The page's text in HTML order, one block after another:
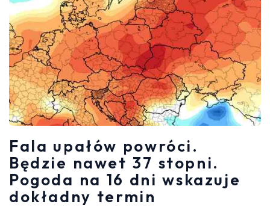
Fala upałów powróci.
Będzie nawet 37 stopni.
Pogoda na 16 dni wskazuje
dokładny termin